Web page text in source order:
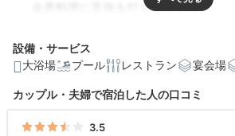
会席料理に舌鼓を打ちましょう。
編集部おすすめの３つのポ
文化財のお風呂を体験。漫画の世界の
設備・サービス
大浴場
プール レストラン 宴会場
カップル・夫婦で宿泊した人の口コミ
3.5